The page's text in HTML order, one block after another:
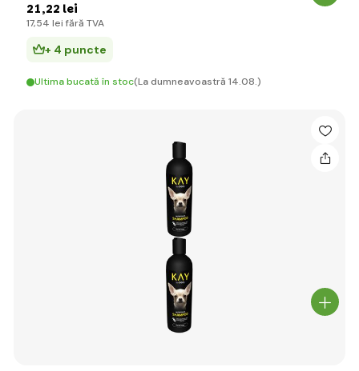
21,22 lei
17,54 lei fără TVA
+ 4 puncte
Ultima bucată în stoc(La dumneavoastră 14.08.)